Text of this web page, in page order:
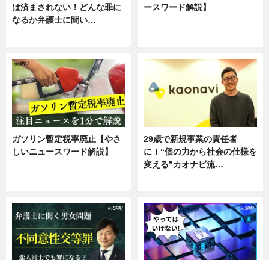
は済まされない！どんな罪に
なるか弁護士に聞い…
ースワード解説】
ガソリン暫定税率廃止【やさ
しいニュースワード解説】
29歳で新規事業の責任者
に！“個の力から社会の仕様を
変える”カオナビ流…